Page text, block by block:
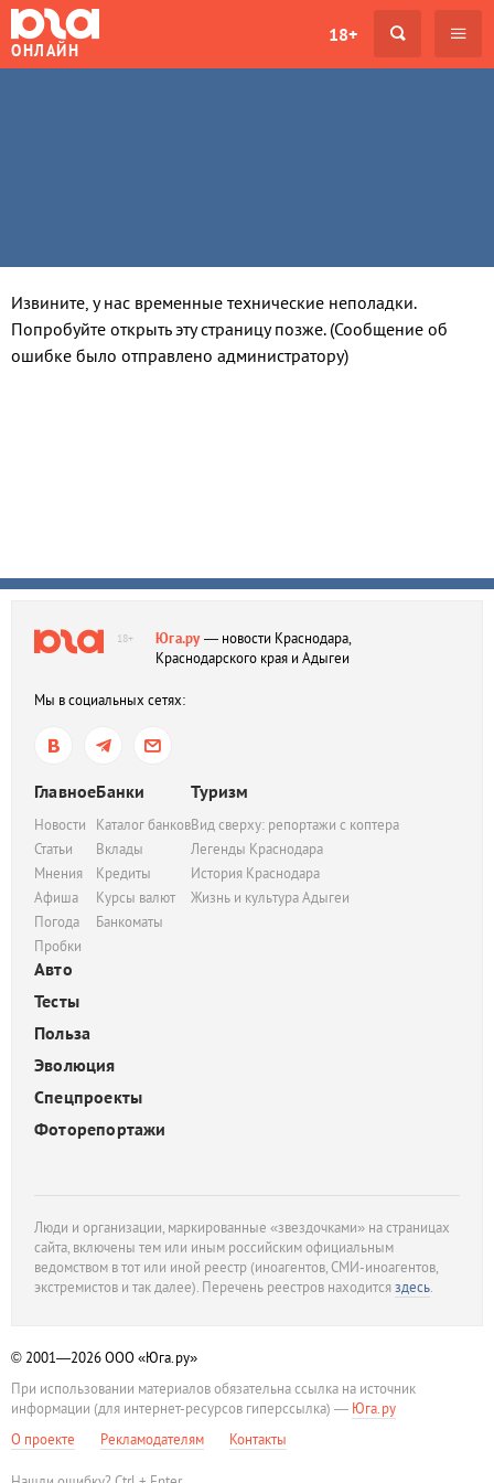
ОНЛАЙН
18+
Извините, у нас временные технические неполадки.
Попробуйте открыть эту страницу позже. (Сообщение об
ошибке было отправлено администратору)
18+ Юга.ру— новости Краснодара,
Краснодарского края и Адыгеи
Мы в социальных сетях:
Главное
Новости
Статьи
Мнения
Афиша
Погода
Пробки
Банки
Каталог банков
Вклады
Кредиты
Курсы валют
Банкоматы
Туризм
Вид сверху: репортажи с коптера
Легенды Краснодара
История Краснодара
Жизнь и культура Адыгеи
Авто
Тесты
Польза
Эволюция
Спецпроекты
Фоторепортажи
Люди и организации, маркированные «звездочками» на страницах
сайта, включены тем или иным российским официальным
ведомством в тот или иной реестр (иноагентов, СМИ-иноагентов,
экстремистов и так далее). Перечень реестров находитсяздесь.
© 2001—2026ООО «Юга.ру»
При использовании материалов обязательна ссылка на источник
информации (для интернет-ресурсов гиперссылка) — Юга.ру
О проекте
Рекламодателям Контакты